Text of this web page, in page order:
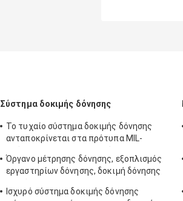
Σύστημα δοκιμής δόνησης
Το τυχαίο σύστημα δοκιμής δόνησης
ανταποκρίνεται στα πρότυπα MIL-
Όργανο μέτρησης δόνησης, εξοπλισμός
εργαστηρίων δόνησης, δοκιμή δόνησης
Ισχυρό σύστημα δοκιμής δόνησης